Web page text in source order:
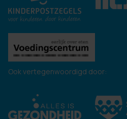
Ook vertegenwoordigd door: